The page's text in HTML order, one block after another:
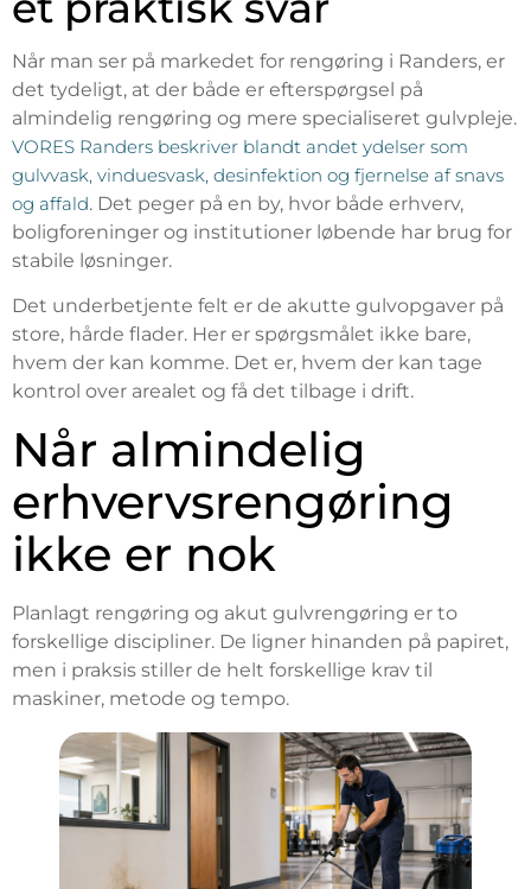
Når man ser på markedet for rengøring i Randers, er
det tydeligt, at der både er efterspørgsel på
almindelig rengøring og mere specialiseret gulvpleje.
VORES Randers beskriver blandt andet ydelser som
gulvvask, vinduesvask, desinfektion og fjernelse af snavs
og affald. Det peger på en by, hvor både erhverv,
boligforeninger og institutioner løbende har brug for
stabile løsninger.
Det underbetjente felt er de akutte gulvopgaver på
store, hårde flader. Her er spørgsmålet ikke bare,
hvem der kan komme. Det er, hvem der kan tage
kontrol over arealet og få det tilbage i drift.
Når almindelig
erhvervsrengøring
ikke er nok
Planlagt rengøring og akut gulvrengøring er to
forskellige discipliner. De ligner hinanden på papiret,
men i praksis stiller de helt forskellige krav til
maskiner, metode og tempo.